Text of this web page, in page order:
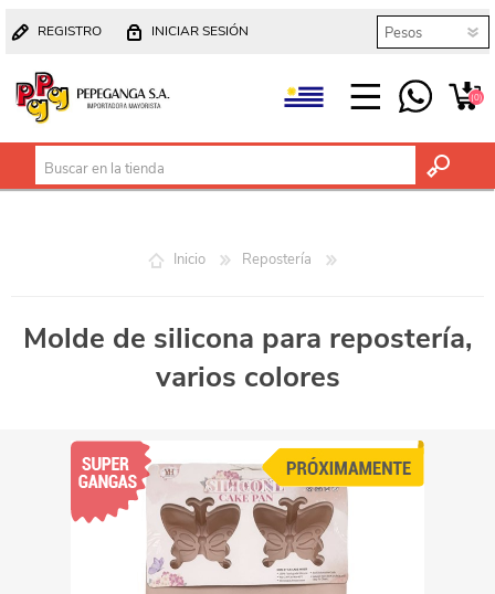
REGISTRO INICIAR SESIÓN
(0)
Inicio Repostería
Molde de silicona para repostería,
varios colores